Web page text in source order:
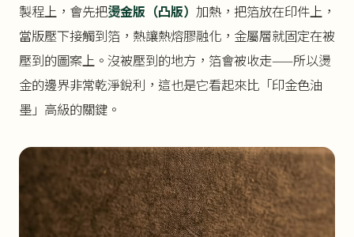
製程上，會先把燙金版（凸版） 加熱，把箔放在印件上，
當版壓下接觸到箔，熱讓熱熔膠融化，金屬層就固定在被
壓到的圖案上。沒被壓到的地方，箔會被收走——所以燙
金的邊界非常乾淨銳利，這也是它看起來比「印金色油
墨」高級的關鍵。